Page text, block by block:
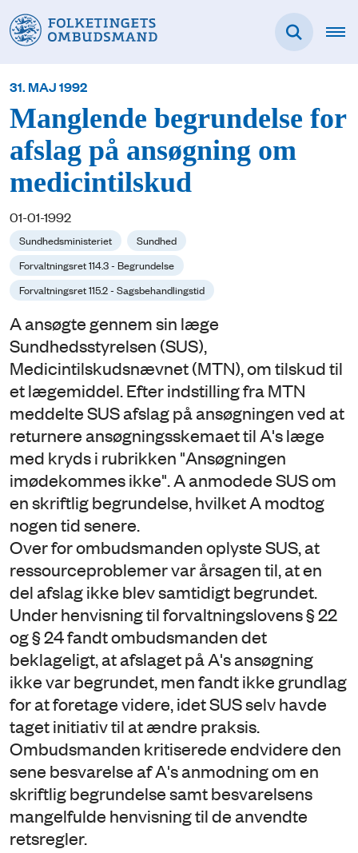
31. MAJ 1992
Manglende begrundelse for
afslag på ansøgning om
medicintilskud
01-01-1992
Sundhedsministeriet
Sundhed
Forvaltningsret 114.3 - Begrundelse
Forvaltningsret 115.2 - Sagsbehandlingstid
A ansøgte gennem sin læge
Sundhedsstyrelsen (SUS),
Medicintilskudsnævnet (MTN), om tilskud til
et lægemiddel. Efter indstilling fra MTN
meddelte SUS afslag på ansøgningen ved at
returnere ansøgningsskemaet til A's læge
med kryds i rubrikken "Ansøgningen
imødekommes ikke". A anmodede SUS om
en skriftlig begrundelse, hvilket A modtog
nogen tid senere.
Over for ombudsmanden oplyste SUS, at
ressourceproblemer var årsagen til, at en
del afslag ikke blev samtidigt begrundet.
Under henvisning til forvaltningslovens § 22
og § 24 fandt ombudsmanden det
beklageligt, at afslaget på A's ansøgning
ikke var begrundet, men fandt ikke grundlag
for at foretage videre, idet SUS selv havde
taget initiativ til at ændre praksis.
Ombudsmanden kritiserede endvidere den
sene besvarelse af A's anmodning om en
skriftlig begrundelse samt besvarelsens
mangelfulde henvisning til de anvendte
retsregler.